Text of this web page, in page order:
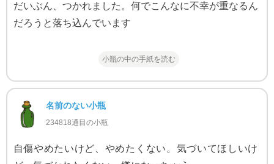
だいぶん、つかれました。何でこんなに不幸が重なるん
だろうと落ち込んでいます
小瓶の中の手紙を読む
名前のない小瓶
234818通目の小瓶
自傷やめたいけど、やめたくない。気づいてほしいけ